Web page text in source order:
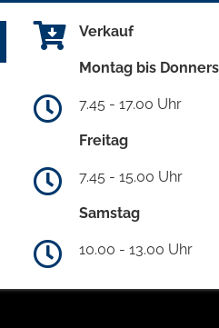
Verkauf
Montag bis
7.45 - 17.00 Uhr
Freitag
7.45 - 15.00 Uhr
Samstag
10.00 - 13.00 Uhr